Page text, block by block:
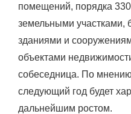
помещений, порядка
земельными участками,
зданиями и
объектами
собеседница. По
следующий год будет
дальнейшим ростом.